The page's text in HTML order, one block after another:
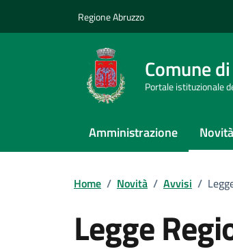
Regione Abruzzo
Comune
Portale istituzionale
Amministrazione Novità
Home / Novità / Avvisi /
Legge